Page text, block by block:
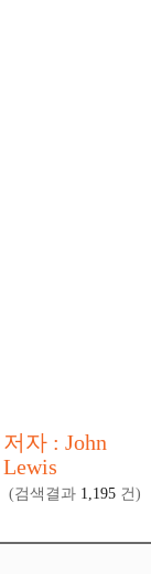
저자 : John
Lewis
(검색결과 1,195 건)